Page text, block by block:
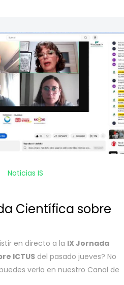
Noticias IS
Científica sobre
en directo a la IX Jornada
ICTUS del pasado jueves? No
verla en nuestro Canal de